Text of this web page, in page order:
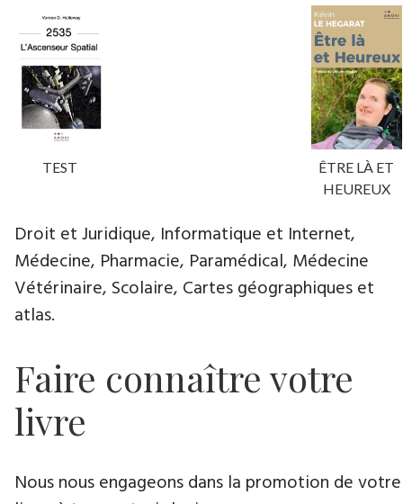
TEST
ÊTRE LÀ ET
HEUREUX
Droit et Juridique, Informatique et Internet,
Médecine, Pharmacie, Paramédical, Médecine
Vétérinaire, Scolaire, Cartes géographiques et
atlas.
Faire connaître votre
livre
Nous nous engageons dans la promotion de votre